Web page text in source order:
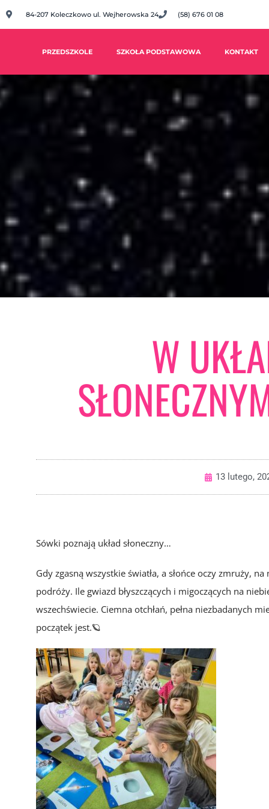
84-207 Koleczkowo ul. Wejherowska 24 (58) 676 01 08
PRZEDSZKOLE SZKOŁA PODSTAWOWA KONTAKT
W
13 lutego,
Sówki poznają układ słoneczny…
Gdy zgasną wszystkie światła, a słońce oczy zmruży,
podróży. Ile gwiazd błyszczących i migoczących na
wszechświecie. Ciemna otchłań, pełna niezbadanych
początek jest.🪐